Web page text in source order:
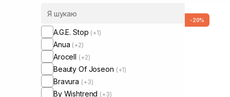
A.G.E. Stop (+1)
Anua (+2)
Arocell (+2)
Beauty Of Joseon (+1)
Bravura (+3)
By Wishtrend (+3)
-20%